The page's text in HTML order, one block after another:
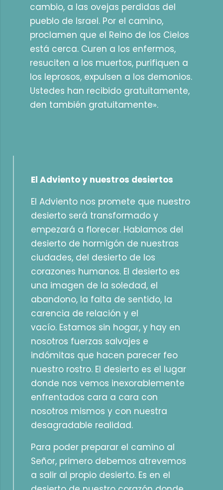
cambio, a las ovejas perdidas del
pueblo de Israel. Por el camino,
proclamen que el Reino de los Cielos
está cerca. Curen a los enfermos,
resuciten a los muertos, purifiquen a
los leprosos, expulsen a los demonios.
Ustedes han recibido gratuitamente,
den también gratuitamente».
El Adviento y nuestros desiertos
El Adviento nos promete que nuestro
desierto será transformado y
empezará a florecer. Hablamos del
desierto de hormigón de nuestras
ciudades, del desierto de los
corazones humanos. El desierto es
una imagen de la soledad, el
abandono, la falta de sentido, la
carencia de relación y el
vacío. Estamos sin hogar, y hay en
nosotros fuerzas salvajes e
indómitas que hacen parecer feo
nuestro rostro. El desierto es el lugar
donde nos vemos inexorablemente
enfrentados cara a cara con
nosotros mismos y con nuestra
desagradable realidad.
Para poder preparar el camino al
Señor, primero debemos atrevemos
a salir al propio desierto. Es en el